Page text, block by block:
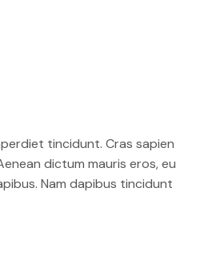
tincidunt. Cras sapien
dictum mauris eros, eu
Nam dapibus tincidunt